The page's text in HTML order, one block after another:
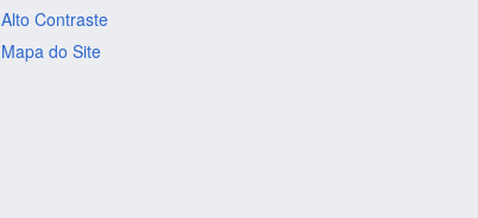
Alto Contraste
Mapa do Site